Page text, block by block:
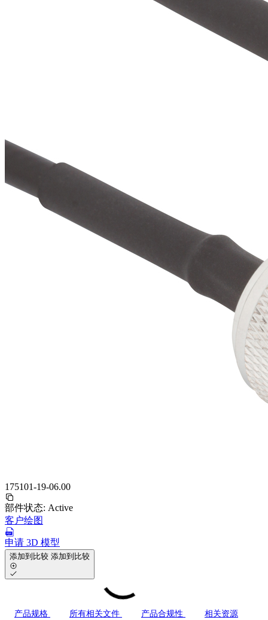
175101-19-06.00
部件状态: Active
客户绘图
申请 3D 模型
添加到比较 添加到比较
产品规格 所有相关文件 产品合规性
相关资源